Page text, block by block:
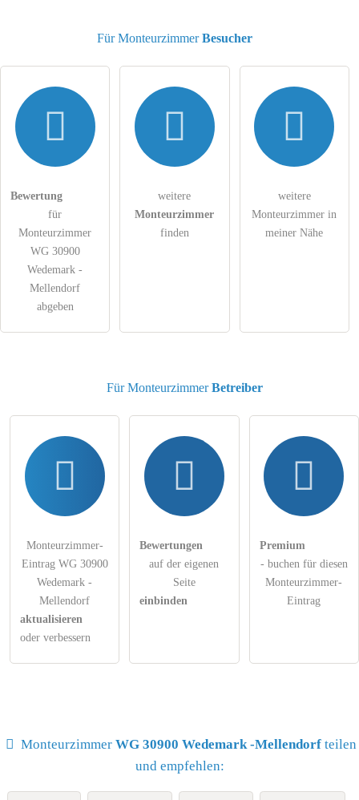
Hiermit akzeptiere ich die
DieDatenschutzerklärung habe ich zur Kenntnis genommen.
öffentliche Frage stellen Abbrechen
Hinweis:Bitte beachten Sie, öffentliche Fragen sindfür alle
Besucher sichtbar
Klicken Sie hier um eine
Monteurzimmer-Eintrag zu stellen
Für MonteurzimmerBesucher
Bewertung
für
Monteurzimmer
WG 30900
Wedemark -
Mellendorf
abgeben
weitere
Monteurzimmer
finden
weitere
Monteurzimmer in
meiner Nähe
Für MonteurzimmerBetreiber
Monteurzimmer-
Eintrag WG 30900
Wedemark -
Mellendorf
aktualisieren
oder verbessern
Bewertungen
auf der eigenen
Seite
einbinden
Premium
- buchen für diesen
Monteurzimmer-
Eintrag
Monteurzimmer WG 30900 Wedemark -Mellendorfteilen
und empfehlen: